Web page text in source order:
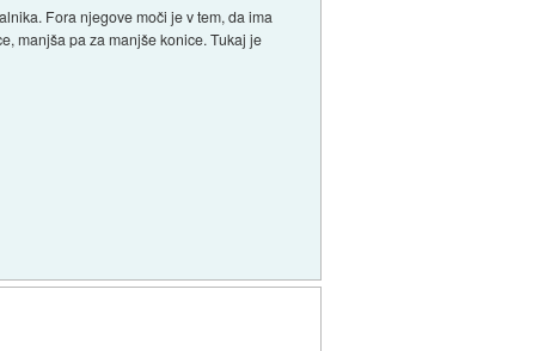
Fora njegove moči je v tem, da ima
manjša pa za manjše konice. Tukaj je